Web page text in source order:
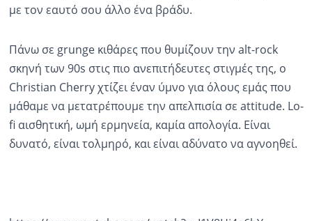
με τον εαυτό σου άλλο ένα βράδυ.
Πάνω σε grunge κιθάρες που θυμίζουν την alt-rock
σκηνή των 90s στις πιο ανεπιτήδευτες στιγμές της, ο
Christian Cherry χτίζει έναν ύμνο για όλους εμάς που
μάθαμε να μετατρέπουμε την απελπισία σε attitude. Lo-
fi αισθητική, ωμή ερμηνεία, καμία απολογία. Είναι
δυνατό, είναι τολμηρό, και είναι αδύνατο να αγνοηθεί.